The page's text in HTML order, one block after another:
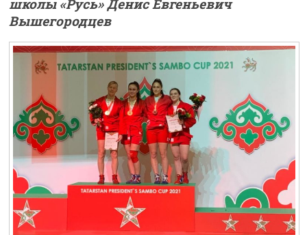
школы «Русь» Денис Евгеньевич
Вышегородцев